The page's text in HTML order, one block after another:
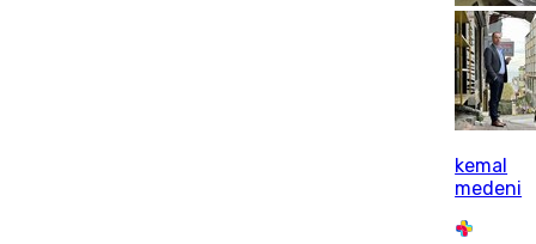
kemal
medeni